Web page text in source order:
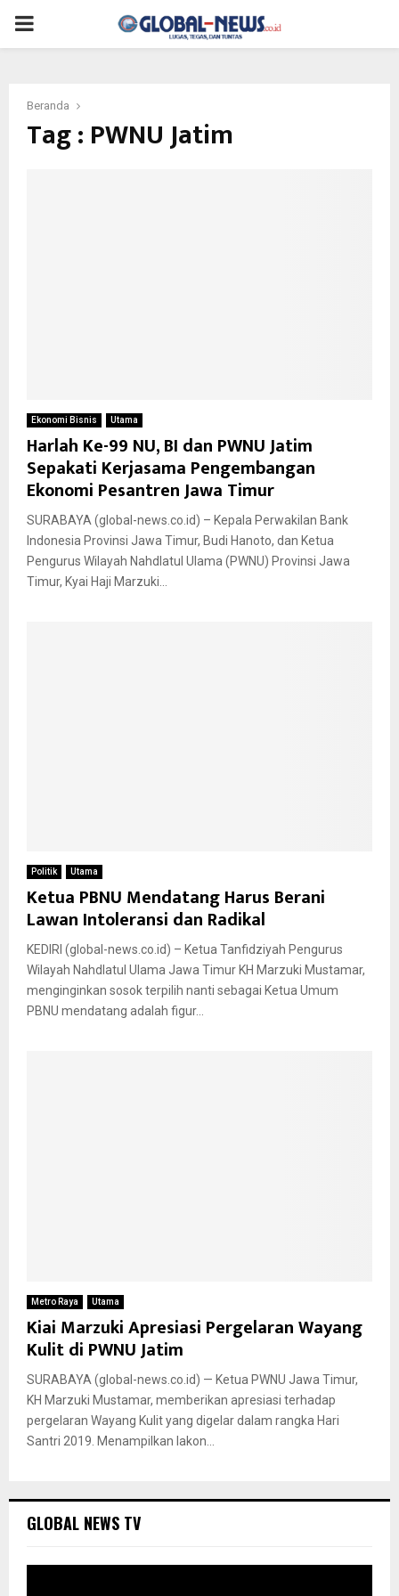
PRIMARY
Beranda
Tag : PWNU Jatim
Ekonomi Bisnis Utama
Harlah Ke-99 NU, BI dan PWNU Jatim
Sepakati Kerjasama Pengembangan
Ekonomi Pesantren Jawa Timur
SURABAYA (global-news.co.id) – Kepala Perwakilan Bank
Indonesia Provinsi Jawa Timur, Budi Hanoto, dan Ketua
Pengurus Wilayah Nahdlatul Ulama (PWNU) Provinsi Jawa
Timur, Kyai Haji Marzuki...
Politik Utama
Ketua PBNU Mendatang Harus Berani
Lawan Intoleransi dan Radikal
KEDIRI (global-news.co.id) – Ketua Tanfidziyah Pengurus
Wilayah Nahdlatul Ulama Jawa Timur KH Marzuki Mustamar,
menginginkan sosok terpilih nanti sebagai Ketua Umum
PBNU mendatang adalah figur...
Metro Raya Utama
Kiai Marzuki Apresiasi Pergelaran Wayang
Kulit di PWNU Jatim
SURABAYA (global-news.co.id) — Ketua PWNU Jawa Timur,
KH Marzuki Mustamar, memberikan apresiasi terhadap
pergelaran Wayang Kulit yang digelar dalam rangka Hari
Santri 2019. Menampilkan lakon...
GLOBAL NEWS TV